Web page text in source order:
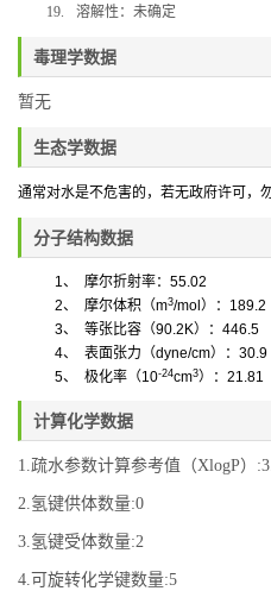
19.
溶解性： 未确定
毒理学数据
暂无
生态学数据
通常对水是不危害的，若无政府许可，
分子结构数据
1、 摩尔折射率： 55.02
2、 摩尔体积（m3/mol ） ： 189.2
3、 等张比容（90.2K）： 446.5
4、 表面张力 （dyne/cm） ： 30.9
5、 极化率（10-24cm3） ： 21.81
计算化学数据
1.疏水参数计算参考值（XlogP）
2.氢键供体数量:0
3.氢键受体数量:2
4.可旋转化学键数量:5